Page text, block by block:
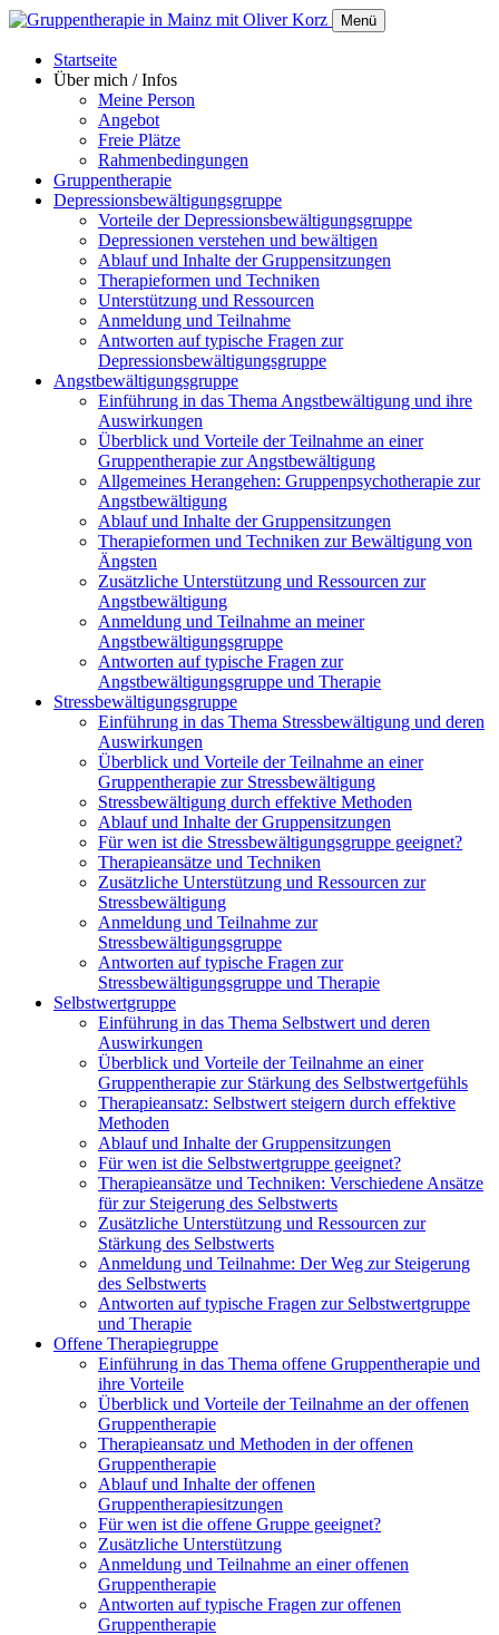
Menü
Startseite
Über mich / Infos
Meine Person
Angebot
Freie Plätze
Rahmenbedingungen
Gruppentherapie
Depressionsbewältigungsgruppe
Vorteile der Depressionsbewältigungsgruppe
Depressionen verstehen und bewältigen
​​​​​​​Ablauf und Inhalte der Gruppensitzungen
Therapieformen und Techniken
Unterstützung und Ressourcen
Anmeldung und Teilnahme
Antworten auf typische Fragen zur
Depressionsbewältigungsgruppe
Angstbewältigungsgruppe
Einführung in das Thema Angstbewältigung und ihre
Auswirkungen
Überblick und Vorteile der Teilnahme an einer
Gruppentherapie zur Angstbewältigung
Allgemeines Herangehen: Gruppenpsychotherapie zur
Angstbewältigung
Ablauf und Inhalte der Gruppensitzungen
Therapieformen und Techniken zur Bewältigung von
Ängsten
Zusätzliche Unterstützung und Ressourcen zur
Angstbewältigung
Anmeldung und Teilnahme an meiner
Angstbewältigungsgruppe
Antworten auf typische Fragen zur
Angstbewältigungsgruppe und Therapie
Stressbewältigungsgruppe
Einführung in das Thema Stressbewältigung und deren
Auswirkungen
Überblick und Vorteile der Teilnahme an einer
Gruppentherapie zur Stressbewältigung
Stressbewältigung durch effektive Methoden
Ablauf und Inhalte der Gruppensitzungen
Für wen ist die Stressbewältigungsgruppe geeignet?
Therapieansätze und Techniken
Zusätzliche Unterstützung und Ressourcen zur
Stressbewältigung
Anmeldung und Teilnahme zur
Stressbewältigungsgruppe
Antworten auf typische Fragen zur
Stressbewältigungsgruppe und Therapie
Selbstwertgruppe
Einführung in das Thema Selbstwert und deren
Auswirkungen
Überblick und Vorteile der Teilnahme an einer
Gruppentherapie zur Stärkung des Selbstwertgefühls
Therapieansatz: Selbstwert steigern durch effektive
Methoden
Ablauf und Inhalte der Gruppensitzungen
Für wen ist die Selbstwertgruppe geeignet?
Therapieansätze und Techniken: Verschiedene Ansätze
für zur Steigerung des Selbstwerts
Zusätzliche Unterstützung und Ressourcen zur
Stärkung des Selbstwerts
Anmeldung und Teilnahme: Der Weg zur Steigerung
des Selbstwerts
Antworten auf typische Fragen zur Selbstwertgruppe
und Therapie
Offene Therapiegruppe
Einführung in das Thema offene Gruppentherapie und
ihre Vorteile
Überblick und Vorteile der Teilnahme an der offenen
Gruppentherapie
Therapieansatz und Methoden in der offenen
Gruppentherapie
Ablauf und Inhalte der offenen
Gruppentherapiesitzungen
Für wen ist die offene Gruppe geeignet?
Zusätzliche Unterstützung
Anmeldung und Teilnahme an einer offenen
Gruppentherapie
Antworten auf typische Fragen zur offenen
Gruppentherapie